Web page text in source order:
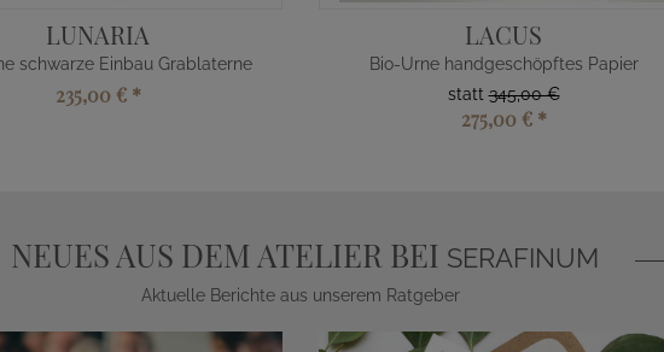
LUNARIA
schwarze Einbau Grablaterne
235,00 € *
LACUS
Bio-Urne handgeschöpftes Papier
statt345,00 €
275,00 € *
NEUES AUS DEM ATELIER BEI SERAFINUM
Aktuelle Berichte aus unserem Ratgeber